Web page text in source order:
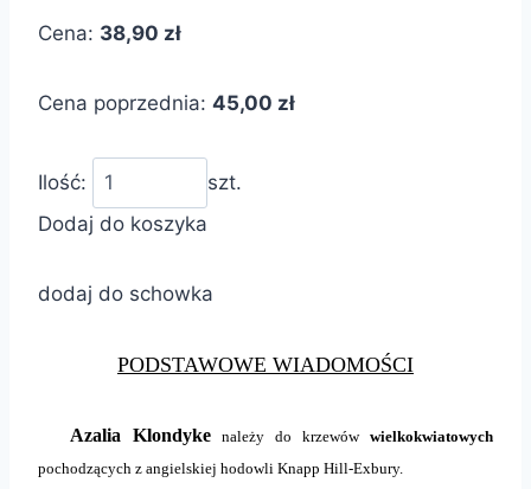
Cena: 38,90 zł
Cena poprzednia: 45,00 zł
Ilość:
szt.
Dodaj do koszyka
dodaj do schowka
PODSTAWOWE WIADOMOŚCI
Azalia Klondyke należy do krzewów wielkokwiatowych
pochodzących z angielskiej hodowli Knapp Hill-Exbury.